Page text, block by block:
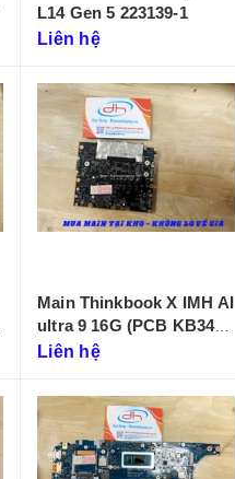
L14 Gen 5 223139-1
Liên hệ
Main Thinkbook X IMH AI
ultra 9 16G (PCB KB340
NMF641)
Liên hệ